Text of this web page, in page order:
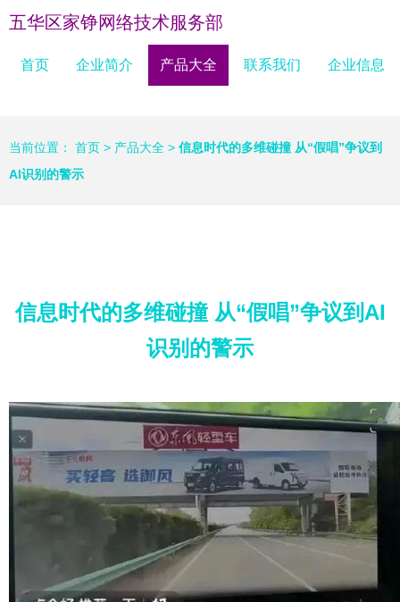
五华区家铮网络技术服务部
首页 企业简介 产品大全 联系我们 企业信息
当前位置： 首页 > 产品大全 > 信息时代的多维碰撞 从“假唱”争议到
AI识别的警示
信息时代的多维碰撞 从“假唱”争议到AI
识别的警示